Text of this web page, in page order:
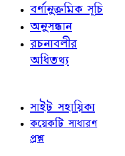
বর্ণানুক্রমিক সূচি
অনুসন্ধান
রচনাবলীর
অধিতথ্য
সাইট সহায়িকা
কয়েকটি সাধারণ
প্রশ্ন